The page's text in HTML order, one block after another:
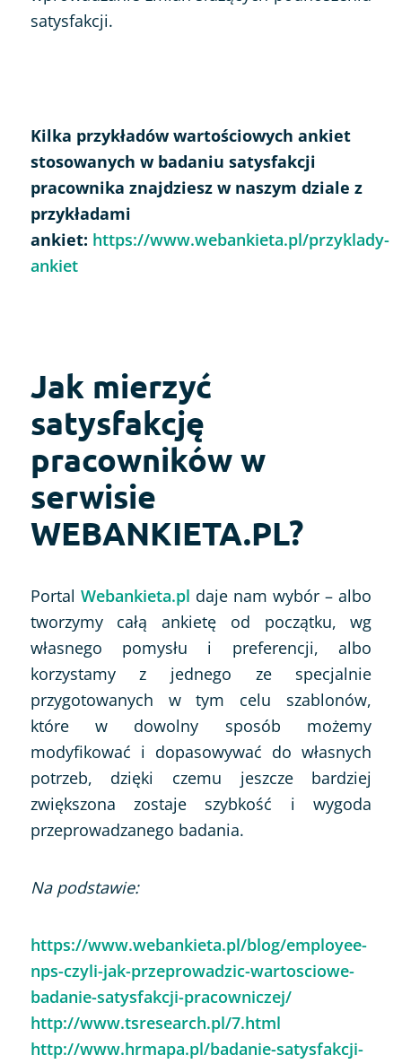
satysfakcji.
Kilka przykładów wartościowych ankiet
stosowanych w badaniu satysfakcji
pracownika znajdziesz w naszym dziale z
przykładami
ankiet: https://www.webankieta.pl/przyklady-
ankiet
Jak mierzyć
satysfakcję
pracowników w
serwisie
WEBANKIETA.PL?
Portal Webankieta.pl daje nam wybór – albo
tworzymy całą ankietę od początku, wg
własnego pomysłu i preferencji, albo
korzystamy z jednego ze specjalnie
przygotowanych w tym celu szablonów,
które w dowolny sposób możemy
modyfikować i dopasowywać do własnych
potrzeb, dzięki czemu jeszcze bardziej
zwiększona zostaje szybkość i wygoda
przeprowadzanego badania.
Na podstawie:
https://www.webankieta.pl/blog/employee-
nps-czyli-jak-przeprowadzic-wartosciowe-
badanie-satysfakcji-pracowniczej/
http://www.tsresearch.pl/7.html
http://www.hrmapa.pl/badanie-satysfakcji-